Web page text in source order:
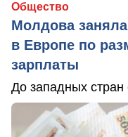
Общество
Молдова
в Европе по
зарплаты
До западных